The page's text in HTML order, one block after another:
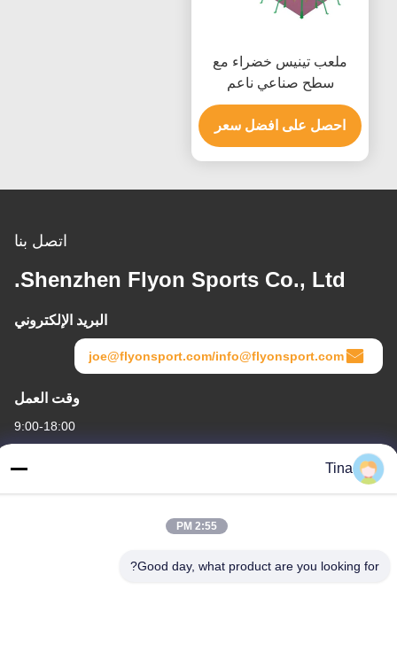
ملعب تينيس خضراء مع
سطح صناعي ناعم
احصل على افضل سعر
اتصل بنا
Shenzhen Flyon Sports Co., Ltd.
البريد الإلكتروني
joe@flyonsport.com/info@flyonsport.com
وقت العمل
9:00-18:00
عنواننا
العنوان
هاتف
Tina
2:55 PM
Good day, what product are you looking for?